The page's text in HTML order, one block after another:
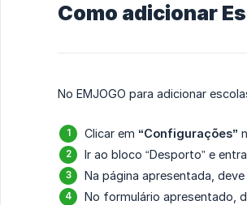
Como adicionar
No EMJOGO para adicionar
Clicar em “Configurações”
Ir ao bloco “Desporto” e
Na página apresentada,
No formulário apresentado,